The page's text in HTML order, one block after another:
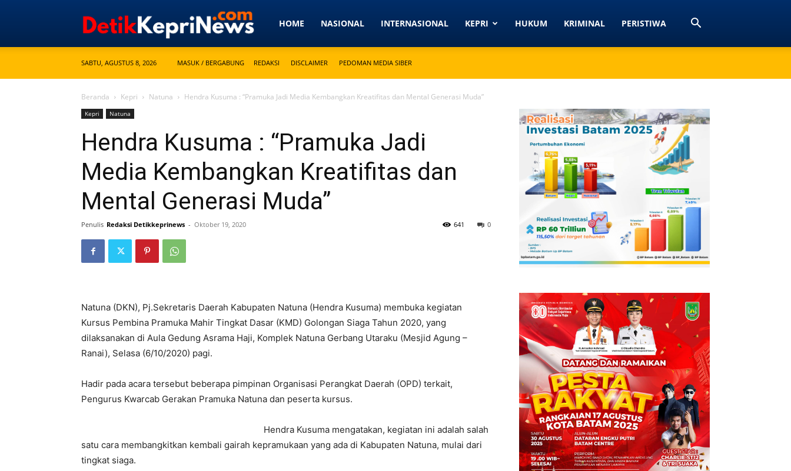
Detikkeprinews.com
HOME NASIONAL INTERNASIONAL KEPRI HUKUM KRIMINAL PERISTIWA
SABTU, AGUSTUS 8, 2026 MASUK / BERGABUNG REDAKSI DISCLAIMER PEDOMAN MEDIA SIBER
Beranda Kepri Natuna Hendra Kusuma : “Pramuka Jadi Media Kembangkan Kreatifitas dan Mental Generasi Muda”
Kepri Natuna
Hendra Kusuma : “Pramuka Jadi
Media Kembangkan Kreatifitas dan
Mental Generasi Muda”
Penulis Redaksi Detikkeprinews - Oktober 19, 2020 0
641
Natuna (DKN), Pj.Sekretaris Daerah Kabupaten Natuna (Hendra Kusuma) membuka kegiatan
Kursus Pembina Pramuka Mahir Tingkat Dasar (KMD) Golongan Siaga Tahun 2020, yang
dilaksanakan di Aula Gedung Asrama Haji, Komplek Natuna Gerbang Utaraku (Mesjid Agung –
Ranai), Selasa (6/10/2020) pagi.
Hadir pada acara tersebut beberapa pimpinan Organisasi Perangkat Daerah (OPD) terkait,
Pengurus Kwarcab Gerakan Pramuka Natuna dan peserta kursus.
Hendra Kusuma mengatakan, kegiatan ini adalah salah
satu cara membangkitkan kembali gairah kepramukaan yang ada di Kabupaten Natuna, mulai dari
tingkat siaga.